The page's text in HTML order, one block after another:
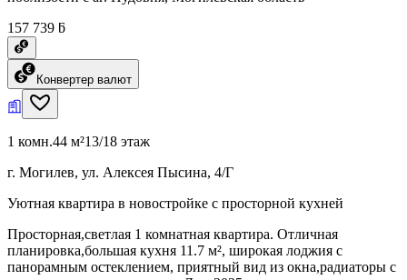
157 739 ƃ
Конвертер валют
1 комн.44 м²13/18 этаж
г. Могилев, ул. Алексея Пысина, 4/Г
Уютная квартира в новостройке с просторной кухней
Просторная,светлая 1 комнатная квартира. Отличная
планировка,большая кухня 11.7 м², широкая лоджия с
панорамным остеклением, приятный вид из окна,радиаторы с